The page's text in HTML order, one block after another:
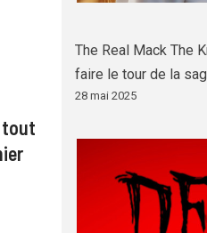
tout
The Real Mack The
faire le tour de la
28 mai 2025